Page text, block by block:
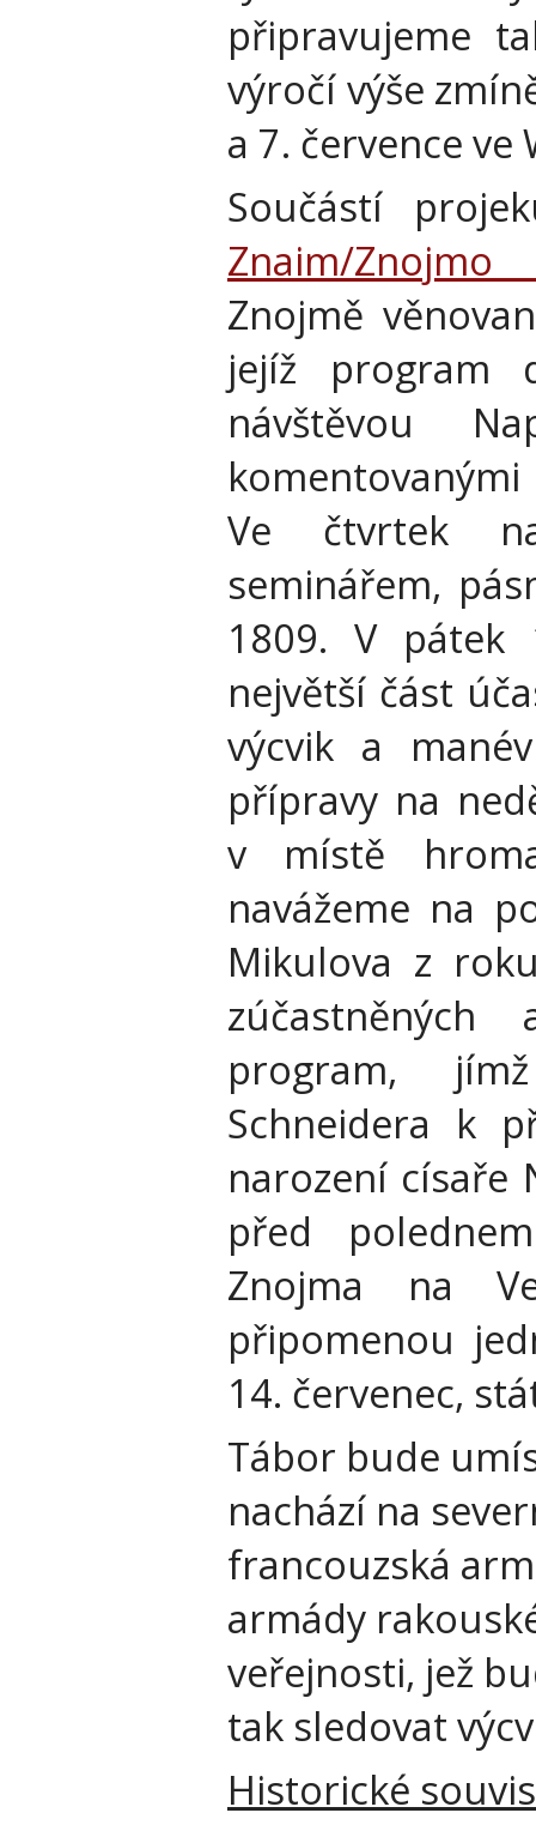
připravujeme
výročí výše
a 7. července
Součástí
Znaim/Znojmo
Znojmě
jejíž program
návštěvou
Ve čtvrtek
seminářem,
1809. V pátek
největší část
výcvik a
přípravy na
v místě
navážeme na
Mikulova z
program,
Schneidera k
narození císaře
před
Znojma na
připomenou
14. červenec,
Tábor bude
nachází na
francouzská
armády
veřejnosti, jež
tak sledovat
Historické